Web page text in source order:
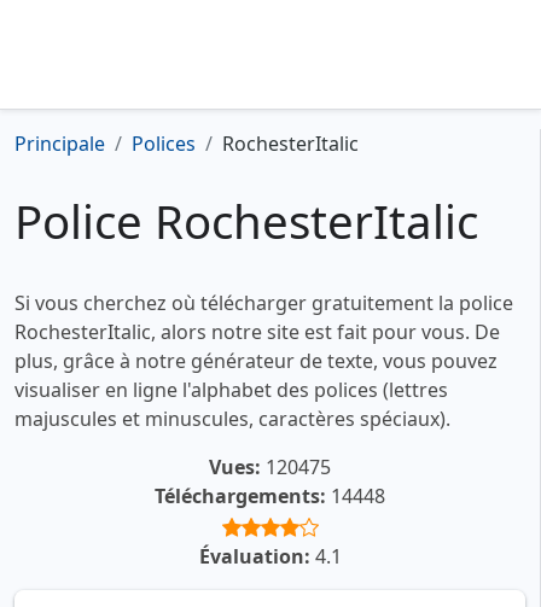
Principale Polices RochesterItalic
Police RochesterItalic
Si vous cherchez où télécharger gratuitement la police
RochesterItalic, alors notre site est fait pour vous. De
plus, grâce à notre générateur de texte, vous pouvez
visualiser en ligne l'alphabet des polices (lettres
majuscules et minuscules, caractères spéciaux).
Vues: 120475
Téléchargements: 14448
Évaluation: 4.1